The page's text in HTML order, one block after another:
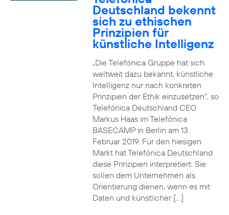
Deutschland bekennt
sich zu ethischen
Prinzipien für
künstliche Intelligenz
„Die Telefónica Gruppe hat sich
weltweit dazu bekannt, künstliche
Intelligenz nur nach konkreten
Prinzipien der Ethik einzusetzen“, so
Telefónica Deutschland CEO
Markus Haas im Telefónica
BASECAMP in Berlin am 13.
Februar 2019. Für den hiesigen
Markt hat Telefónica Deutschland
diese Prinzipien interpretiert. Sie
sollen dem Unternehmen als
Orientierung dienen, wenn es mit
Daten und künstlicher […]